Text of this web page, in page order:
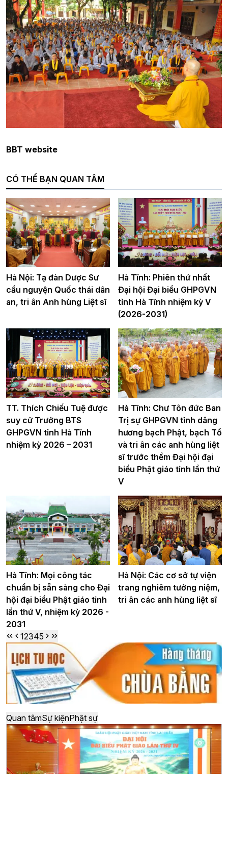
BBT website
CÓ THỂ BẠN QUAN TÂM
Hà Nội: Tạ đàn Dược Sư
cầu nguyện Quốc thái dân
an, tri ân Anh hùng Liệt sĩ
Hà Tĩnh: Phiên thứ nhất
Đại hội Đại biểu GHPGVN
tỉnh Hà Tĩnh nhiệm kỳ V
(2026-2031)
TT. Thích Chiếu Tuệ được
suy cử Trưởng BTS
GHPGVN tỉnh Hà Tĩnh
nhiệm kỳ 2026 – 2031
Hà Tĩnh: Chư Tôn đức Ban
Trị sự GHPGVN tỉnh dâng
hương bạch Phật, bạch Tổ
và tri ân các anh hùng liệt
sĩ trước thềm Đại hội đại
biểu Phật giáo tỉnh lần thứ
V
Hà Tĩnh: Mọi công tác
chuẩn bị sẵn sàng cho Đại
hội đại biểu Phật giáo tỉnh
lần thứ V, nhiệm kỳ 2026 -
2031
Hà Nội: Các cơ sở tự viện
trang nghiêm tưởng niệm,
tri ân các anh hùng liệt sĩ
12345
Quan tâmSự kiệnPhật sự